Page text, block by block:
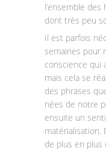
l’ensemble
dont très peu
Il est parfois
semaines pour
conscience qui
mais cela se
des phrases
nées de notre
ensuite un
matérialisation.
de plus en plus